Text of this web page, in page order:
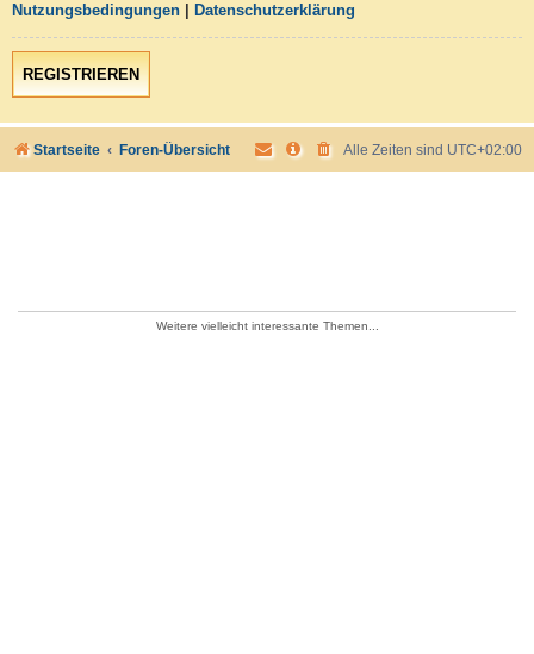
Nutzungsbedingungen Datenschutzerklärung
REGISTRIEREN
Startseite Foren-Übersicht Alle Zeiten sind UTC+02:00
Weitere vielleicht interessante Themen...